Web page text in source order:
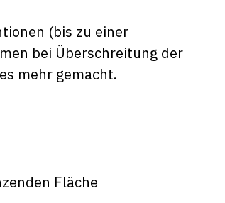
(bis zu einer
bei Überschreitung der
mehr gemacht.
Fläche